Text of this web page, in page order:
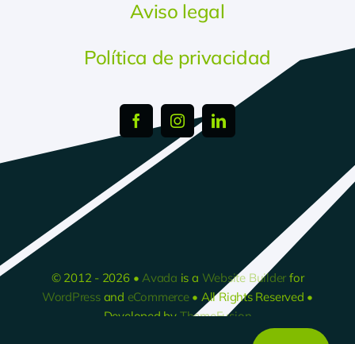
Aviso legal
Política de privacidad
© 2012 - 2026 •Avada is a Website Builder for
WordPressand eCommerce• All Rights Reserved •
Developed by ThemeFusion